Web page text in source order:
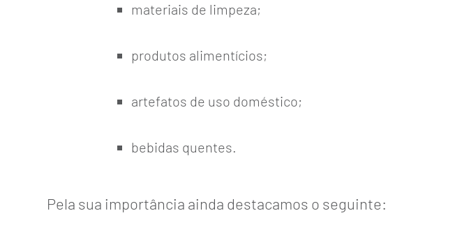
materiais de limpeza;
produtos alimentícios;
artefatos de uso doméstico;
bebidas quentes.
Pela sua importância ainda destacamos o seguinte: